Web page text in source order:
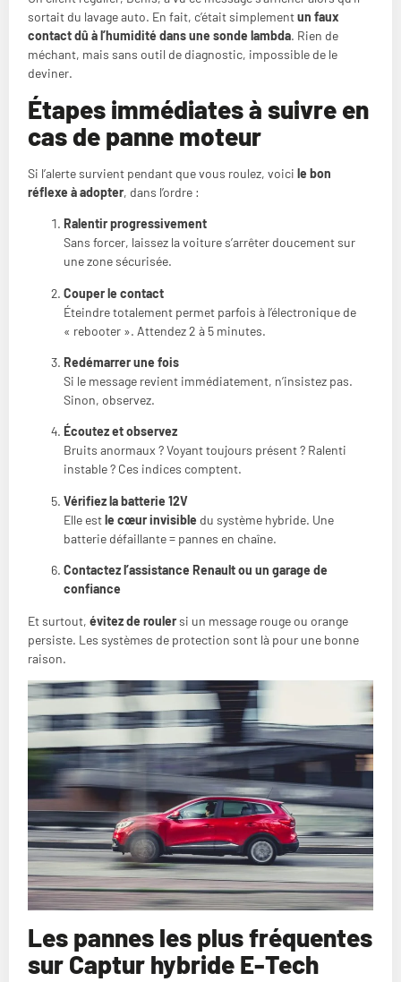
sortait du lavage auto. En fait, c’était simplementun faux
contact dû à l’humidité dans une sonde lambda. Rien de
méchant, mais sans outil de diagnostic, impossible de le
deviner.
Étapes immédiates à suivre en
cas de panne moteur
Si l’alerte survient pendant que vous roulez, voici le bon
réflexe à adopter, dans l’ordre :
Ralentir progressivement
Sans forcer, laissez la voiture s’arrêter doucement sur
une zone sécurisée.
Couper le contact
Éteindre totalement permet parfois à l’électronique de
« rebooter ». Attendez 2 à 5 minutes.
Redémarrer une fois
Si le message revient immédiatement, n’insistez pas.
Sinon, observez.
Écoutez et observez
Bruits anormaux ? Voyant toujours présent ? Ralenti
instable ? Ces indices comptent.
Vérifiez la batterie 12V
Elle estle cœur invisible du système hybride. Une
batterie défaillante = pannes en chaîne.
Contactez l’assistance Renault ou un garage de
confiance
Et surtout, évitez de roulersi un message rouge ou orange
persiste. Les systèmes de protection sont là pour une bonne
raison.
Les pannes les plus fréquentes
sur Captur hybride E-Tech